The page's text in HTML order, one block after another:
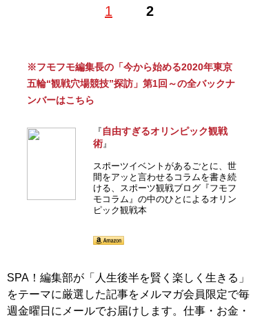
1 2
※フモフモ編集長の「今から始める2020年東京
五輪“観戦穴場競技”探訪」第1回～の全バックナ
ンバーはこちら
『 自由すぎるオリンピック観戦
術』
スポーツイベントがあるごとに、世
間をアッと言わせるコラムを書き続
ける、スポーツ観戦ブログ『フモフ
モコラム』の中のひとによるオリン
ピック観戦本
SPA！編集部が「人生後半を賢く楽しく生きる」
をテーマに厳選した記事をメルマガ会員限定で毎
週金曜日にメールでお届けします。仕事・お金・